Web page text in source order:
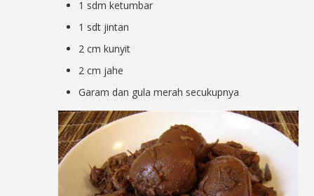
1 sdm ketumbar
1 sdt jintan
2 cm kunyit
2 cm jahe
Garam dan gula merah secukupnya